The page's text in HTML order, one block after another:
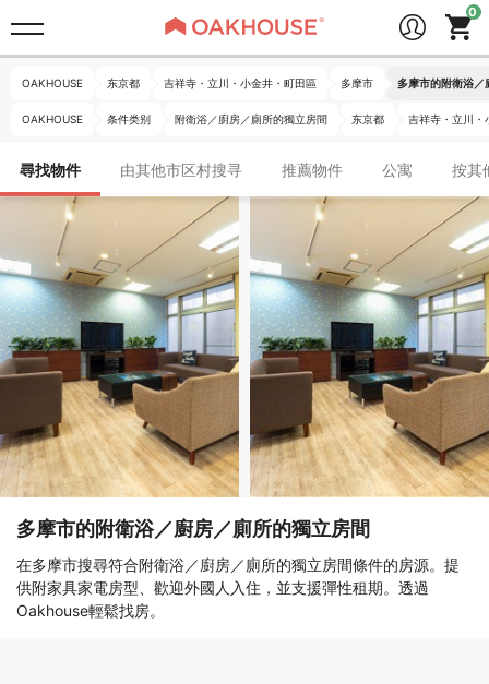
OAKHOUSE 东京都 吉祥寺・立川・小金井・町田區 多摩市 多摩市的附衛浴／
OAKHOUSE 条件类别 附衛浴／廚房／廁所的獨立房間 东京都 吉祥寺・立川・
尋找物件 由其他市区村搜寻 推薦物件 公寓 按其
多摩市的附衛浴／廚房／廁所的獨立房間
在多摩市搜尋符合附衛浴／廚房／廁所的獨立房間條件的房源。提
供附家具家電房型、歡迎外國人入住，並支援彈性租期。透過
Oakhouse輕鬆找房。